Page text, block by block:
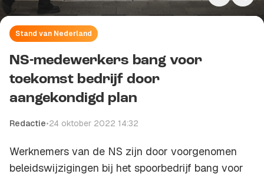
Stand van Nederland
NS-medewerkers bang voor
toekomst bedrijf door
aangekondigd plan
Redactie•24 oktober 2022 14:32
Werknemers van de NS zijn door voorgenomen
beleidswijzigingen bij het spoorbedrijf bang voor